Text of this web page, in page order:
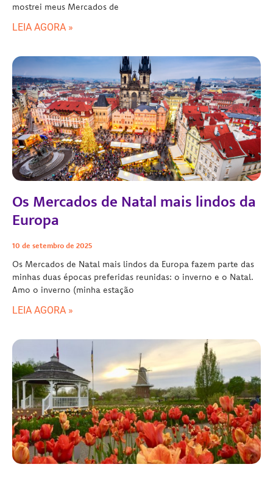
mostrei meus Mercados de
LEIA AGORA »
Os Mercados de Natal mais lindos da
Europa
10 de setembro de 2025
Os Mercados de Natal mais lindos da Europa fazem parte das
minhas duas épocas preferidas reunidas: o inverno e o Natal.
Amo o inverno (minha estação
LEIA AGORA »